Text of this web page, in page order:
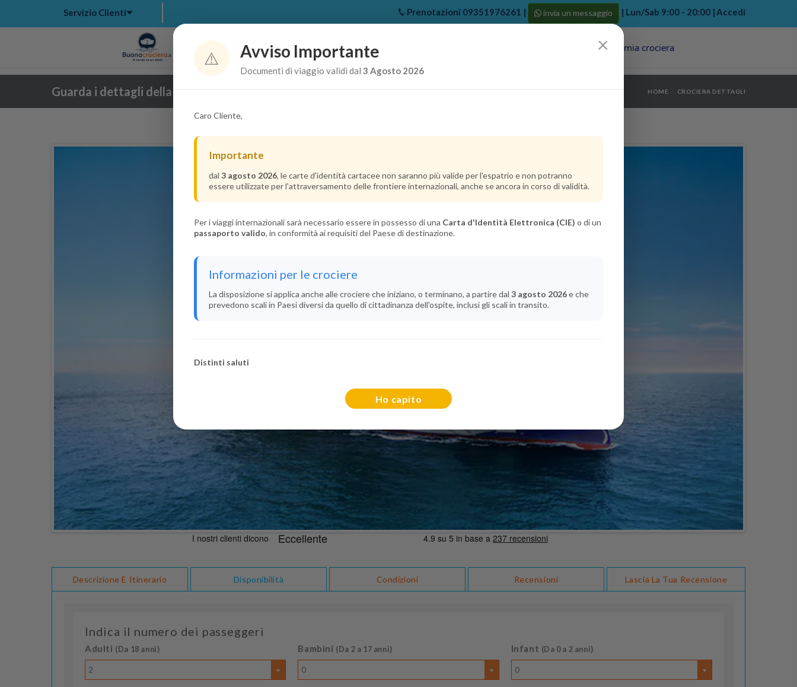
>
>
Servizio Clienti Prenotazioni 09351976261 | invia un messaggio | Lun/Sab 9:00 - 20:00 |Accedi
Home Chi Siamo Offerte Crociere Last Minute La mia crociera
Guarda i dettagli della crociera HOME CROCIERA DETTAGLI
Descrizione E Itinerario Disponibilità Condizioni Recensioni Lascia La Tua Recensione
Indica il numero dei passeggeri
Adulti (Da 18 anni)
2
Bambini (Da 2 a 17 anni)
0
Infant (Da 0 a 2 anni)
0
×
⚠️ Avviso Importante
Documenti di viaggio validi dal 3 Agosto 2026
Caro Cliente,
Importante
dal 3 agosto 2026, le carte d'identità cartacee non saranno più valide per l'espatrio e non potranno
essere utilizzate per l'attraversamento delle frontiere internazionali, anche se ancora in corso di validità.
Per i viaggi internazionali sarà necessario essere in possesso di una Carta d'Identità Elettronica (CIE) o di un
passaporto valido, in conformità ai requisiti del Paese di destinazione.
Informazioni per le crociere
La disposizione si applica anche alle crociere che iniziano, o terminano, a partire dal 3 agosto 2026e che
prevedono scali in Paesi diversi da quello di cittadinanza dell'ospite, inclusi gli scali in transito.
Distinti saluti
Ho capito